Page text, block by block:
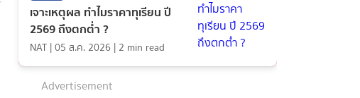
เจาะเหตุผล ทำไมราคาทุเรียน ปี
2569 ถึงตกต่ำ ?
NAT |05 ส.ค. 2026 | 2 min read
Advertisement